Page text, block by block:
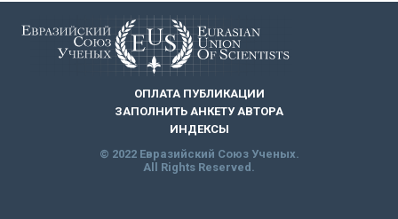
ОПЛАТА ПУБЛИКАЦИИ
ЗАПОЛНИТЬ АНКЕТУ АВТОРА
ИНДЕКСЫ
© 2022 Евразийский Союз Ученых.
All Rights Reserved.